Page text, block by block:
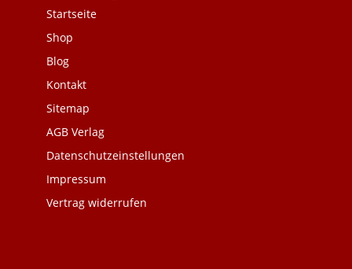
Startseite
Shop
Blog
Kontakt
Sitemap
AGB Verlag
Datenschutzeinstellungen
Impressum
Vertrag widerrufen